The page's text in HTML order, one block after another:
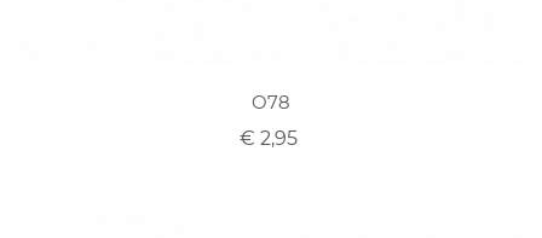
O78
€ 2,95